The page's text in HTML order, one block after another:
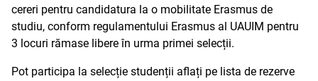
cereri pentru candidatura la o mobilitate Erasmus de
studiu, conform regulamentului Erasmus al UAUIM pentru
3 locuri rămase libere în urma primei selecții.
Pot participa la selecție studenții aflați pe lista de rezerve